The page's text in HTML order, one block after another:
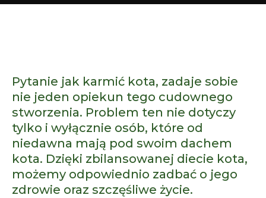
Pytanie jak karmić kota, zadaje sobie
nie jeden opiekun tego cudownego
stworzenia. Problem ten nie dotyczy
tylko i wyłącznie osób, które od
niedawna mają pod swoim dachem
kota. Dzięki zbilansowanej diecie kota,
możemy odpowiednio zadbać o jego
zdrowie oraz szczęśliwe życie.